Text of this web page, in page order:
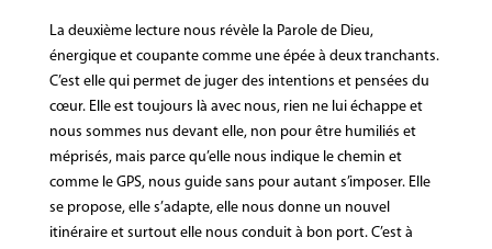
La deuxième lecture nous révèle la Parole de Dieu,
énergique et coupante comme une épée à deux tranchants.
C’est elle qui permet de juger des intentions et pensées du
cœur. Elle est toujours là avec nous, rien ne lui échappe et
nous sommes nus devant elle, non pour être humiliés et
méprisés, mais parce qu’elle nous indique le chemin et
comme le GPS, nous guide sans pour autant s’imposer. Elle
se propose, elle s’adapte, elle nous donne un nouvel
itinéraire et surtout elle nous conduit à bon port. C’est à